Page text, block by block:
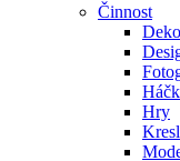
Činnost
Hry